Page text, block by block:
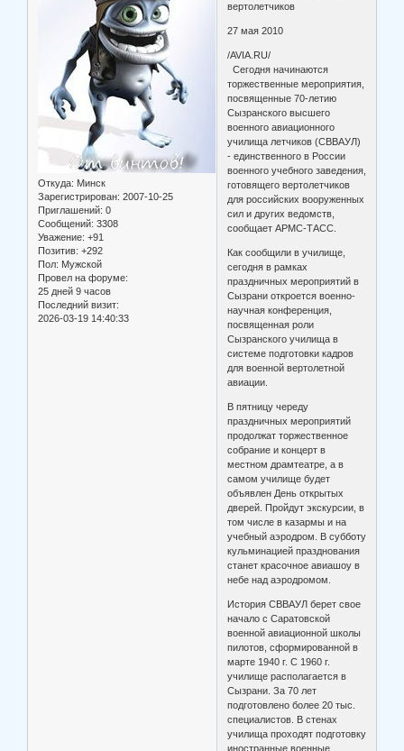
Откуда: Минск
Зарегистрирован: 2007-10-25
Приглашений: 0
Сообщений: 3308
Уважение: +91
Позитив: +292
Пол: Мужской
Провел на форуме:
25 дней 9 часов
Последний визит:
2026-03-19 14:40:33
вертолетчиков
27 мая 2010
/AVIA.RU/
Сегодня начинаются
торжественные мероприятия,
посвященные 70-летию
Сызранского высшего
военного авиационного
училища летчиков (СВВАУЛ)
- единственного в России
военного учебного заведения,
готовящего вертолетчиков
для российских вооруженных
сил и других ведомств,
сообщает АРМС-ТАСС.
Как сообщили в училище,
сегодня в рамках
праздничных мероприятий в
Сызрани откроется военно-
научная конференция,
посвященная роли
Сызранского училища в
системе подготовки кадров
для военной вертолетной
авиации.
В пятницу череду
праздничных мероприятий
продолжат торжественное
собрание и концерт в
местном драмтеатре, а в
самом училище будет
объявлен День открытых
дверей. Пройдут экскурсии, в
том числе в казармы и на
учебный аэродром. В субботу
кульминацией празднования
станет красочное авиашоу в
небе над аэродромом.
История СВВАУЛ берет свое
начало с Саратовской
военной авиационной школы
пилотов, сформированной в
марте 1940 г. С 1960 г.
училище располагается в
Сызрани. За 70 лет
подготовлено более 20 тыс.
специалистов. В стенах
училища проходят подготовку
иностранные военные